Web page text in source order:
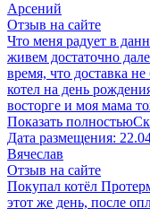
Арсений
Отзыв на сайте
Что меня радует в
живем достаточно
время, что доставка
котел на день
восторге и моя мама
Показать полностью
Дата размещения:
Вячеслав
Отзыв на сайте
Покупал котёл
этот же день, после